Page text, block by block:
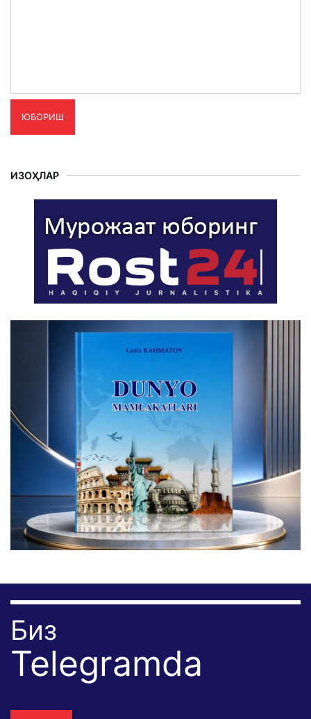
ЮБОРИШ
ИЗОҲЛАР
Биз
Telegramda